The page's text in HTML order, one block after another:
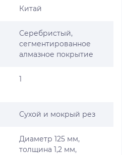
Китай
Серебристый,
сегментированное
алмазное покрытие
1
Сухой и мокрый рез
Диаметр 125 мм,
толщина 1,2 мм,